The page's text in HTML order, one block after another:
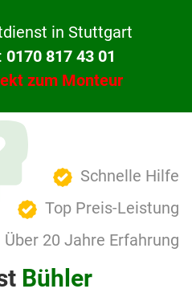
in Stuttgart
0170 817 43 01
zum Monteur
Schnelle Hilfe
Top Preis-Leistung
Über 20 Jahre Erfahrung
Bühler